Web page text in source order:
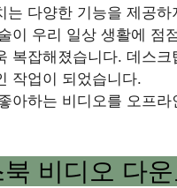
는 다양한 기능을 제공
이 우리 일상 생활에 점
복잡해졌습니다. 데스
작업이 되었습니다.
아하는 비디오를 오프
비디오 다